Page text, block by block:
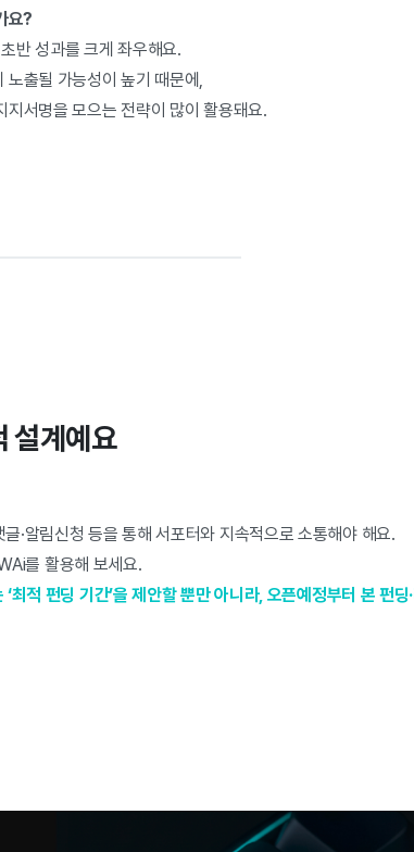
요?
반 성과를 크게 좌우해요.
출될 가능성이 높기 때문에,
서명을 모으는 전략이 많이 활용돼요.
설계예요
·알림신청 등을 통해 서포터와 지속적으로 소통해야 해요.
를 활용해 보세요.
적 펀딩 기간’을 제안할 뿐만 아니라, 오픈예정부터 본 펀